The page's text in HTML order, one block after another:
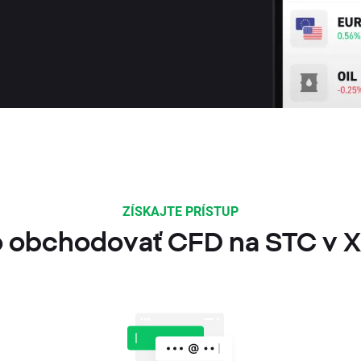
ZÍSKAJTE PRÍSTUP
obchodovať CFD na STC v